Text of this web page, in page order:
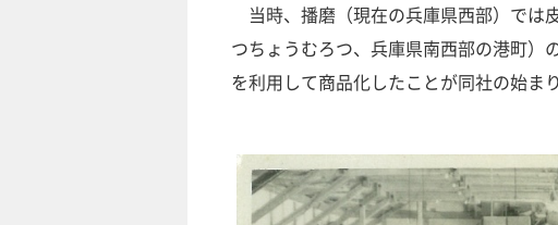
当時、播磨（現在の兵庫県西部）では
つちょうむろつ、兵庫県南西部の港町）
を利用して商品化したことが同社の始まり